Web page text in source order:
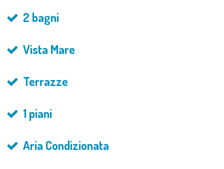
2 bagni
Vista Mare
Terrazze
1 piani
Aria Condizionata